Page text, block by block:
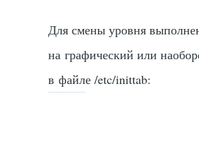
Для смены уровня
на графический или
в файле /etc/inittab: